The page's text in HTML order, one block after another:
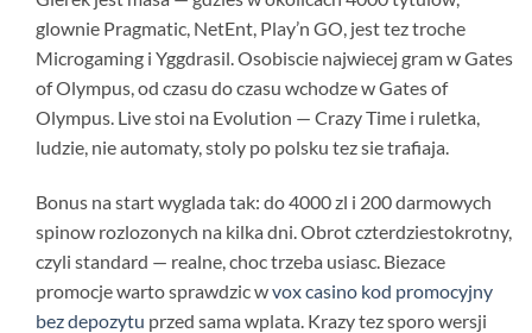
glownie Pragmatic, NetEnt, Play’n GO, jest tez troche
Microgaming i Yggdrasil. Osobiscie najwiecej gram w Gates
of Olympus, od czasu do czasu wchodze w Gates of
Olympus. Live stoi na Evolution — Crazy Time i ruletka,
ludzie, nie automaty, stoly po polsku tez sie trafiaja.
Bonus na start wyglada tak: do 4000 zl i 200 darmowych
spinow rozlozonych na kilka dni. Obrot czterdziestokrotny,
czyli standard — realne, choc trzeba usiasc. Biezace
promocje warto sprawdzic wvox casino kod promocyjny
bez depozytu przed sama wplata. Krazy tez sporo wersji